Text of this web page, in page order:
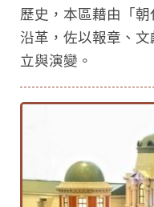
歷史，本區藉由「
沿革，佐以報章、
立與演變。